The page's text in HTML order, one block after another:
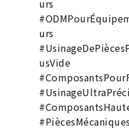
urs
urs
usVide